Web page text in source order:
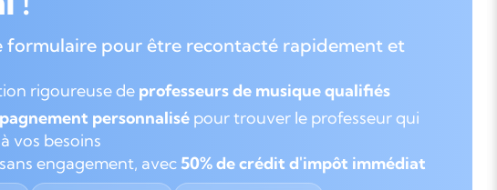
formulaire pour être recontacté rapidement et
rigoureuse de professeurs de musique qualifiés
personnalisé pour trouver le professeur qui
vos besoins
engagement, avec 50% de crédit d'impôt immédiat